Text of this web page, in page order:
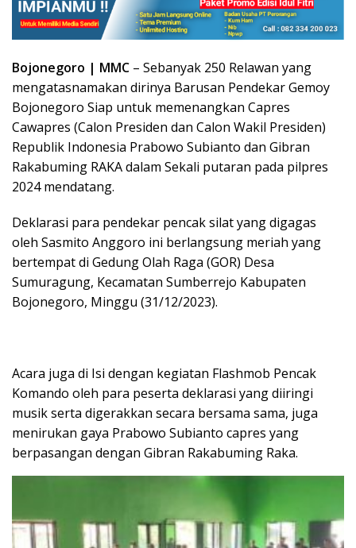
Bojonegoro | MMC – Sebanyak 250 Relawan yang
mengatasnamakan dirinya Barusan Pendekar Gemoy
Bojonegoro Siap untuk memenangkan Capres
Cawapres (Calon Presiden dan Calon Wakil Presiden)
Republik Indonesia Prabowo Subianto dan Gibran
Rakabuming RAKA dalam Sekali putaran pada pilpres
2024 mendatang.
Deklarasi para pendekar pencak silat yang digagas
oleh Sasmito Anggoro ini berlangsung meriah yang
bertempat di Gedung Olah Raga (GOR) Desa
Sumuragung, Kecamatan Sumberrejo Kabupaten
Bojonegoro, Minggu (31/12/2023).
Acara juga di Isi dengan kegiatan Flashmob Pencak
Komando oleh para peserta deklarasi yang diiringi
musik serta digerakkan secara bersama sama, juga
menirukan gaya Prabowo Subianto capres yang
berpasangan dengan Gibran Rakabuming Raka.